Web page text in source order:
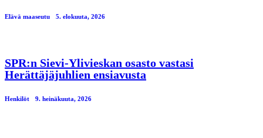
Elävä maaseutu 5. elokuuta, 2026
SPR:n Sievi-Ylivieskan osasto vastasi
Herättäjäjuhlien ensiavusta
Henkilöt 9. heinäkuuta, 2026